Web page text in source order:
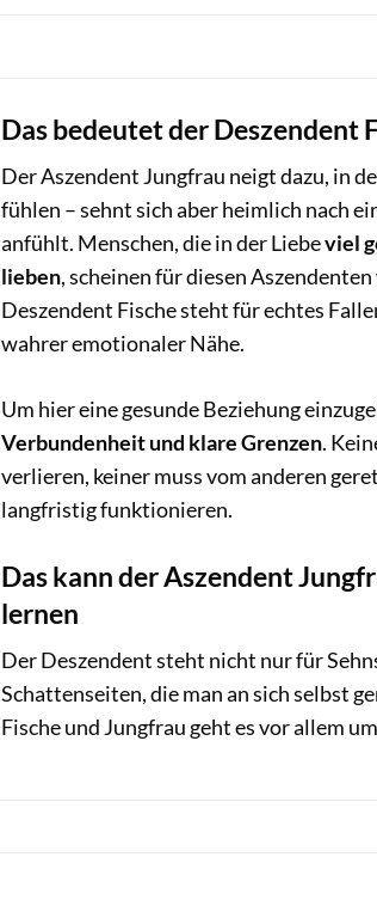
Das bedeutet der Deszendent
Der Aszendent Jungfrau neigt dazu, in
fühlen – sehnt sich aber heimlich nach
anfühlt. Menschen, die in der Liebeviel
lieben, scheinen für diesen
Deszendent Fische steht für echtes
wahrer emotionaler Nähe.
Um hier eine gesunde Beziehung
Verbundenheit und klare Grenzen.
verlieren, keiner muss vom anderen
langfristig funktionieren.
Das kann der Aszendent
lernen
Der Deszendent steht nicht nur für
Schattenseiten, die man an sich selbst
Fische und Jungfrau geht es vor allem um